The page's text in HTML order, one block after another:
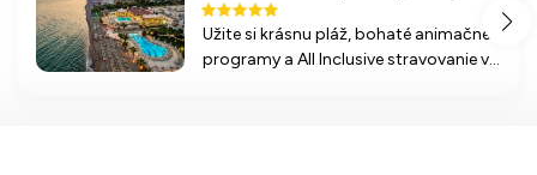
Užite si krásnu pláž, bohaté animačné
programy a All Inclusive stravovanie v